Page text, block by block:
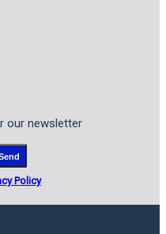
our newsletter
Policy